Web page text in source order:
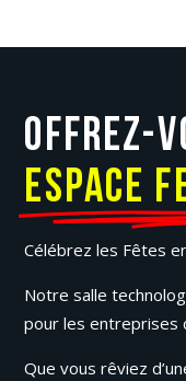
Offrez-
espace
Célébrez les Fêtes
Notre salle
pour les entreprises
Que vous rêviez